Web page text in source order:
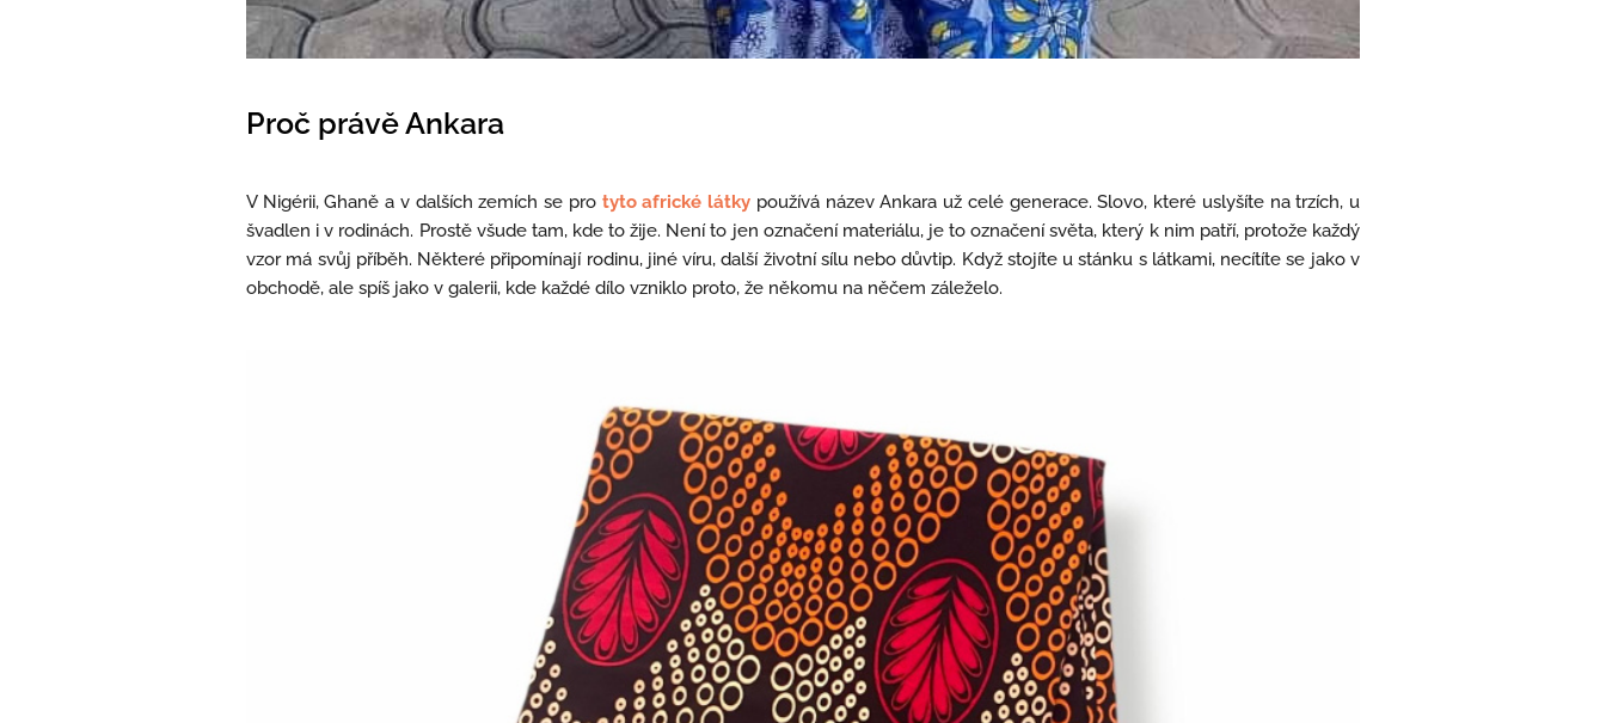
Proč právě Ankara
V Nigérii, Ghaně a v dalších zemích se pro tyto africké látky používá název Ankara už celé generace. Slovo, které uslyšíte na trzích, u
švadlen i v rodinách. Prostě všude tam, kde to žije. Není to jen označení materiálu, je to označení světa, který k nim patří, protože každý
vzor má svůj příběh. Některé připomínají rodinu, jiné víru, další životní sílu nebo důvtip. Když stojíte u stánku s látkami, necítíte se jako v
obchodě, ale spíš jako v galerii, kde každé dílo vzniklo proto, že někomu na něčem záleželo.